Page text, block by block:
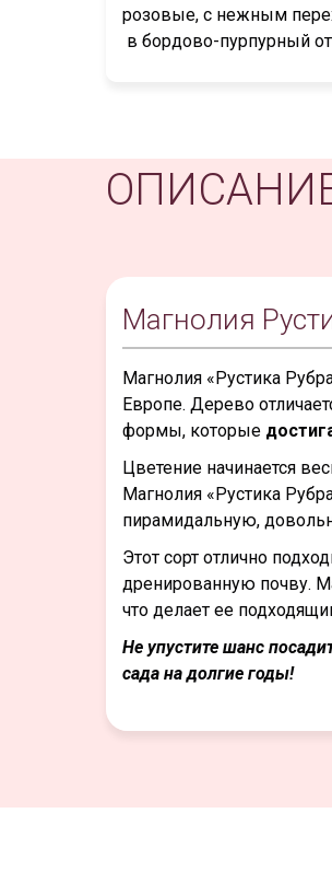
розовые, с нежным
в бордово-пурпурный
Магнолия
Магнолия «Рустика
Европе. Дерево
формы, которые
Цветение начинается
Магнолия «Рустика
пирамидальную,
Этот сорт отлично
дренированную почву.
что делает ее
Не упустите шанс
сада на долгие годы!